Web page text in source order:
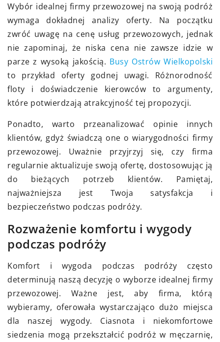
Wybór idealnej firmy przewozowej na swoją podróż
wymaga dokładnej analizy oferty. Na początku
zwróć uwagę na cenę usług przewozowych, jednak
nie zapominaj, że niska cena nie zawsze idzie w
parze z wysoką jakością. Busy Ostrów Wielkopolski
to przykład oferty godnej uwagi. Różnorodność
floty i doświadczenie kierowców to argumenty,
które potwierdzają atrakcyjność tej propozycji.
Ponadto, warto przeanalizować opinie innych
klientów, gdyż świadczą one o wiarygodności firmy
przewozowej. Uważnie przyjrzyj się, czy firma
regularnie aktualizuje swoją ofertę, dostosowując ją
do bieżących potrzeb klientów. Pamiętaj,
najważniejsza jest Twoja satysfakcja i
bezpieczeństwo podczas podróży.
Rozważenie komfortu i wygody
podczas podróży
Komfort i wygoda podczas podróży często
determinują naszą decyzję o wyborze idealnej firmy
przewozowej. Ważne jest, aby firma, którą
wybieramy, oferowała wystarczająco dużo miejsca
dla naszej wygody. Ciasnota i niekomfortowe
siedzenia mogą przekształcić podróż w męczarnię,